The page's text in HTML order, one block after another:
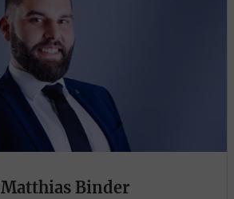
Matthias Binder